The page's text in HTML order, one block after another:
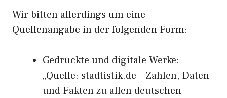
Wir bitten allerdings um eine
Quellenangabe in der folgenden Form:
Gedruckte und digitale Werke:
„Quelle: stadtistik.de – Zahlen, Daten
und Fakten zu allen deutschen